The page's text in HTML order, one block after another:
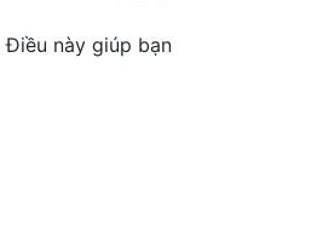
này giúp bạn